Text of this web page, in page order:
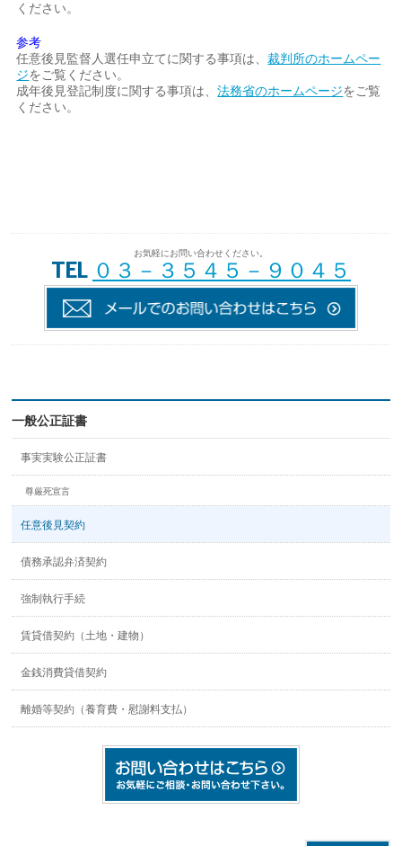
ください。
参考
任意後見監督人選任申立てに関する事項は、裁判所のホームペー
ジをご覧ください。
成年後見登記制度に関する事項は、法務省のホームページをご覧
ください。
お気軽にお問い合わせください。
TEL ０３－３５４５－９０４５
一般公正証書
事実実験公正証書
尊厳死宣言
任意後見契約
債務承認弁済契約
強制執行手続
賃貸借契約（土地・建物）
金銭消費貸借契約
離婚等契約（養育費・慰謝料支払）